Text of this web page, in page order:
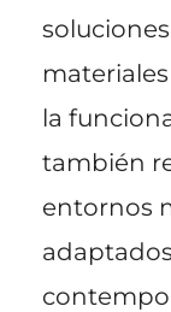
la
también
entornos